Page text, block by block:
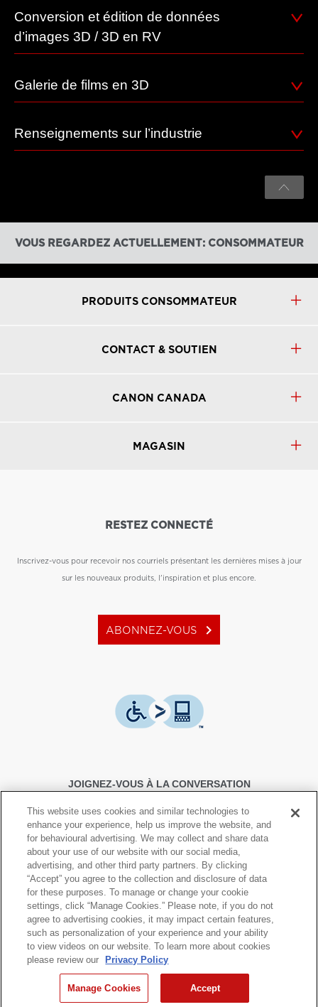
Conversion et édition de données
d’images 3D / 3D en RV
Galerie de films en 3D
Renseignements sur l’industrie
VOUS REGARDEZ ACTUELLEMENT: CONSOMMATEUR
PRODUITS CONSOMMATEUR
CONTACT & SOUTIEN
CANON CANADA
MAGASIN
RESTEZ CONNECTÉ
Inscrivez-vous pour recevoir nos courriels présentant les dernières mises à jour
sur les nouveaux produits, l'inspiration et plus encore.
ABONNEZ-VOUS keyboard_arrow_right
JOIGNEZ-VOUS À LA CONVERSATION
© Canon Canada Inc., 2026. Tous droits réservés.
Politique de protection de la
vie privée
Conditions d'utilisation
Plan du Site
This website uses cookies and similar technologies to
enhance your experience, help us improve the website, and
for behavioural advertising. We may collect and share data
about your use of our website with our social media,
advertising, and other third party partners. By clicking
“Accept” you agree to the collection and disclosure of data
for these purposes. To manage or change your cookie
settings, click “Manage Cookies.” Please note, if you do not
agree to advertising cookies, it may impact certain features,
such as personalization of your experience and your ability
to view videos on our website. To learn more about cookies
please review our
Privacy Policy
Manage Cookies Accept